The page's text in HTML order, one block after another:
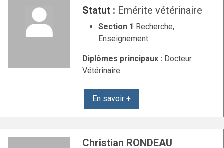
Statut : Emérite vétérinaire
Section 1 Recherche,
Enseignement
Diplômes principaux : Docteur
Vétérinaire
En savoir +
Christian RONDEAU